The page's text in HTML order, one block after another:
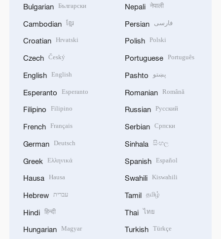
Bulgarian Български
Cambodian ខ្មែរ
Croatian Hrvatski
Czech Český
English English
Esperanto Esperanto
Filipino Filipino
French Français
German Deutsch
Greek Ελληνικά
Hausa Hausa
Hebrew עברית
Hindi हिन्दी
Hungarian Magyar
Nepali नेपाली
Persian فارسی
Polish Polski
Portuguese Português
Pashto پښتو
Romanian Română
Russian Русский
Serbian Српски
Sinhala සිංහල
Spanish Español
Swahili Kiswahili
Tamil தமிழ்
Thai ไทย
Turkish Türkçe